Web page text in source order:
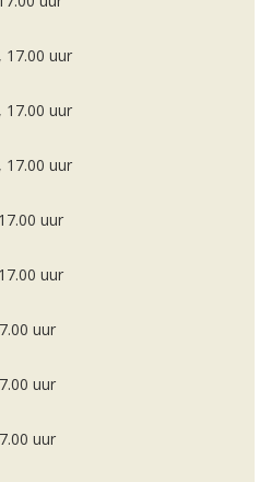
17.00 uur
17.00 uur
17.00 uur
uur
uur
uur
uur
uur